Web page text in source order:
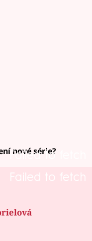
Failed to fetch
nové série?
Failed to fetch